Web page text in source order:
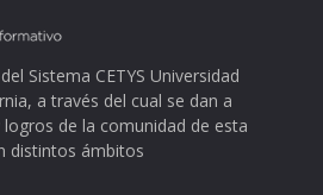
Sistema CETYS Universidad
a través del cual se dan a
de la comunidad de esta
distintos ámbitos